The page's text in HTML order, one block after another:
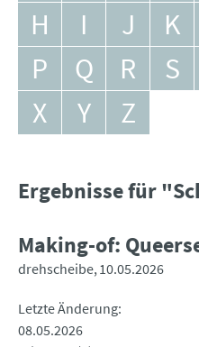
H
I J K
P
Q R S
X
Y Z
Ergebnisse für
Making-of:
drehscheibe 10.05.2026
Letzte Änderung
08.05.2026